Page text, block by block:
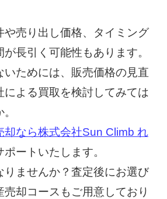
や売り出し価格、タイミング
長引く可能性もあります。
いためには、販売価格の見直
による買取を検討してみては
却なら株式会社Sun Climb れ
ポートいたします。
りませんか？査定後にお選び
売却コースもご用意しており